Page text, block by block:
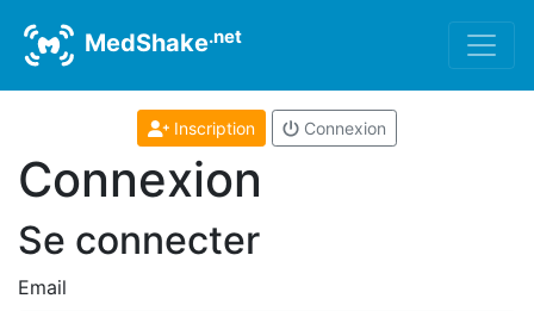
MedShake.net
Inscription Connexion
Connexion
Se connecter
Email